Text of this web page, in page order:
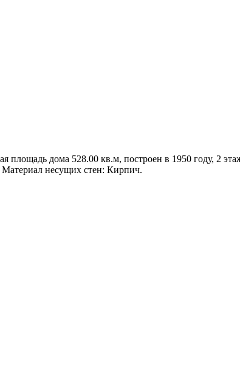
дома 528.00 кв.м, построен в 1950 году, 2
несущих стен: Кирпич.